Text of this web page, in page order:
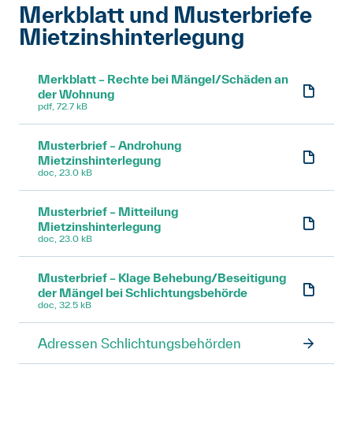
Merkblatt und Musterbriefe
Mietzinshinterlegung
Merkblatt – Rechte bei Mängel/Schäden an
der Wohnung
pdf, 72.7 kB
Musterbrief – Androhung
Mietzinshinterlegung
doc, 23.0 kB
Musterbrief – Mitteilung
Mietzinshinterlegung
doc, 23.0 kB
Musterbrief – Klage Behebung/Beseitigung
der Mängel bei Schlichtungsbehörde
doc, 32.5 kB
Adressen Schlichtungsbehörden